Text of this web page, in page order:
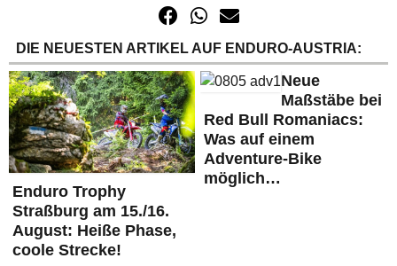
DIE NEUESTEN ARTIKEL AUF ENDURO-AUSTRIA:
Enduro Trophy
Straßburg am 15./16.
August: Heiße Phase,
coole Strecke!
Neue
Maßstäbe bei
Red Bull Romaniacs:
Was auf einem
Adventure-Bike
möglich…